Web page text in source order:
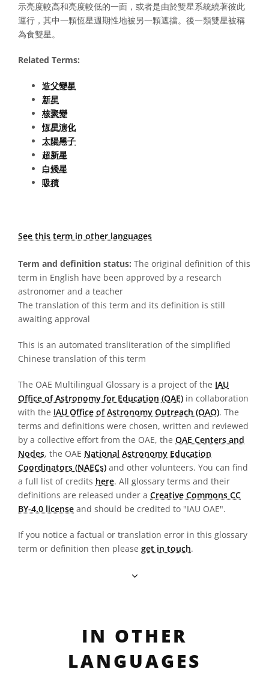
示亮度較高和亮度較低的一面，或者是由於雙星系統繞著彼此
運行，其中一顆恆星週期性地被另一顆遮擋。後一類雙星被稱
為食雙星。
Related Terms:
造父變星
新星
核聚變
恆星演化
太陽黑子
超新星
白矮星
吸積
See this term in other languages
Term and definition status: The original definition of this
term in English have been approved by a research
astronomer and a teacher
The translation of this term and its definition is still
awaiting approval
This is an automated transliteration of the simplified
Chinese translation of this term
The OAE Multilingual Glossary is a project of the IAU
Office of Astronomy for Education (OAE) in collaboration
with the IAU Office of Astronomy Outreach (OAO). The
terms and definitions were chosen, written and reviewed
by a collective effort from the OAE, the OAE Centers and
Nodes, the OAE National Astronomy Education
Coordinators (NAECs) and other volunteers. You can find
a full list of credits here. All glossary terms and their
definitions are released under a Creative Commons CC
BY-4.0 license and should be credited to "IAU OAE".
If you notice a factual or translation error in this glossary
term or definition then please get in touch.
IN OTHER
LANGUAGES